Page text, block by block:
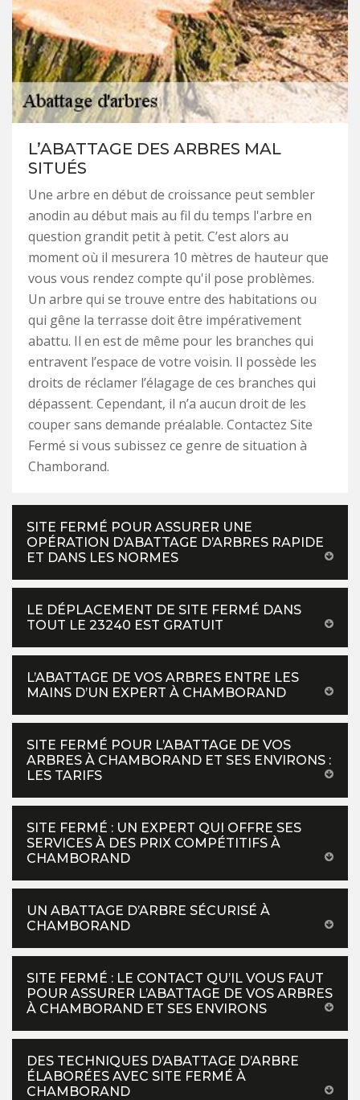
L’ABATTAGE DES ARBRES MAL
SITUÉS
Une arbre en début de croissance peut sembler
anodin au début mais au fil du temps l'arbre en
question grandit petit à petit. C’est alors au
moment où il mesurera 10 mètres de hauteur que
vous vous rendez compte qu'il pose problèmes.
Un arbre qui se trouve entre des habitations ou
qui gêne la terrasse doit être impérativement
abattu. Il en est de même pour les branches qui
entravent l’espace de votre voisin. Il possède les
droits de réclamer l’élagage de ces branches qui
dépassent. Cependant, il n’a aucun droit de les
couper sans demande préalable. Contactez Site
Fermé si vous subissez ce genre de situation à
Chamborand.
SITE FERMÉ POUR ASSURER UNE
OPÉRATION D’ABATTAGE D’ARBRES RAPIDE
ET DANS LES NORMES
LE DÉPLACEMENT DE SITE FERMÉ DANS
TOUT LE 23240 EST GRATUIT
L’ABATTAGE DE VOS ARBRES ENTRE LES
MAINS D’UN EXPERT À CHAMBORAND
SITE FERMÉ POUR L’ABATTAGE DE VOS
ARBRES À CHAMBORAND ET SES ENVIRONS :
LES TARIFS
SITE FERMÉ : UN EXPERT QUI OFFRE SES
SERVICES À DES PRIX COMPÉTITIFS À
CHAMBORAND
UN ABATTAGE D’ARBRE SÉCURISÉ À
CHAMBORAND
SITE FERMÉ : LE CONTACT QU’IL VOUS FAUT
POUR ASSURER L’ABATTAGE DE VOS ARBRES
À CHAMBORAND ET SES ENVIRONS
DES TECHNIQUES D’ABATTAGE D’ARBRE
ÉLABORÉES AVEC SITE FERMÉ À
CHAMBORAND